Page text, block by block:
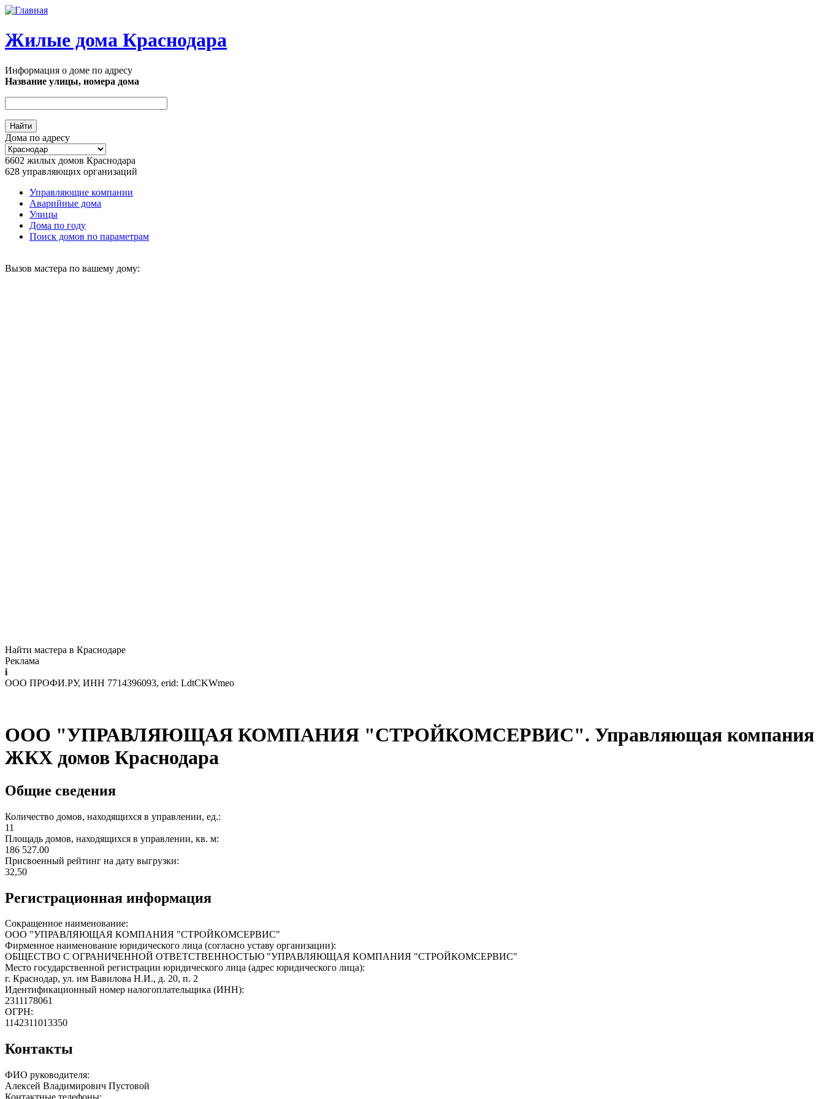
Перейти к основному содержанию
Жилые дома Краснодара
Информация о доме по адресу
Название улицы, номера дома
Дома по адресу
6602 жилых домов Краснодара
628 управляющих организаций
Главное меню
Управляющие компании
Аварийные дома
Улицы
Дома по году
Поиск домов по параметрам
Вызов мастера по вашему дому:
Найти мастера в Краснодаре
Реклама
i
ООО ПРОФИ.РУ, ИНН 7714396093, erid: LdtCKWmeo
ООО "УПРАВЛЯЮЩАЯ КОМПАНИЯ "СТРОЙКОМСЕРВИС". Управляющая компания
ЖКХ домов Краснодара
Общие сведения
Количество домов, находящихся в управлении, ед.:
11
Площадь домов, находящихся в управлении, кв. м:
186 527.00
Присвоенный рейтинг на дату выгрузки:
32,50
Регистрационная информация
Сокращенное наименование:
ООО "УПРАВЛЯЮЩАЯ КОМПАНИЯ "СТРОЙКОМСЕРВИС"
Фирменное наименование юридического лица (согласно уставу организации):
ОБЩЕСТВО С ОГРАНИЧЕННОЙ ОТВЕТСТВЕННОСТЬЮ "УПРАВЛЯЮЩАЯ КОМПАНИЯ "СТРОЙКОМСЕРВИС"
Место государственной регистрации юридического лица (адрес юридического лица):
г. Краснодар, ул. им Вавилова Н.И., д. 20, п. 2
Идентификационный номер налогоплательщика (ИНН):
2311178061
ОГРН:
1142311013350
Контакты
ФИО руководителя:
Алексей Владимирович Пустовой